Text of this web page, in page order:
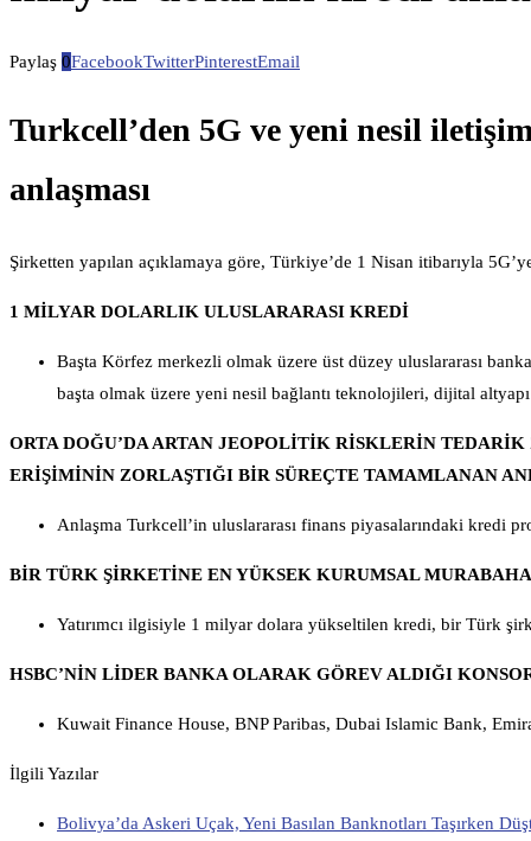
Paylaş 0FacebookTwitterPinterestEmail
Turkcell’den 5G ve yeni nesil
anlaşması
Şirketten yapılan açıklamaya göre, Türkiye’de 1 Nisan itibarıyla
1 MİLYAR DOLARLIK ULUSLARARASI KREDİ
Başta Körfez merkezli olmak üzere üst düzey uluslararası
başta olmak üzere yeni nesil bağlantı teknolojileri, dijital
ORTA DOĞU’DA ARTAN JEOPOLİTİK RİSKLERİN
ERİŞİMİNİN ZORLAŞTIĞI BİR SÜREÇTE TAMAMLANAN
Anlaşma Turkcell’in uluslararası finans piyasalarındaki
BİR TÜRK ŞİRKETİNE EN YÜKSEK KURUMSAL
Yatırımcı ilgisiyle 1 milyar dolara yükseltilen kredi, bir Türk
HSBC’NİN LİDER BANKA OLARAK GÖREV ALDIĞI
Kuwait Finance House, BNP Paribas, Dubai Islamic Bank,
İlgili Yazılar
Bolivya’da Askeri Uçak, Yeni Basılan Banknotları Taşırken